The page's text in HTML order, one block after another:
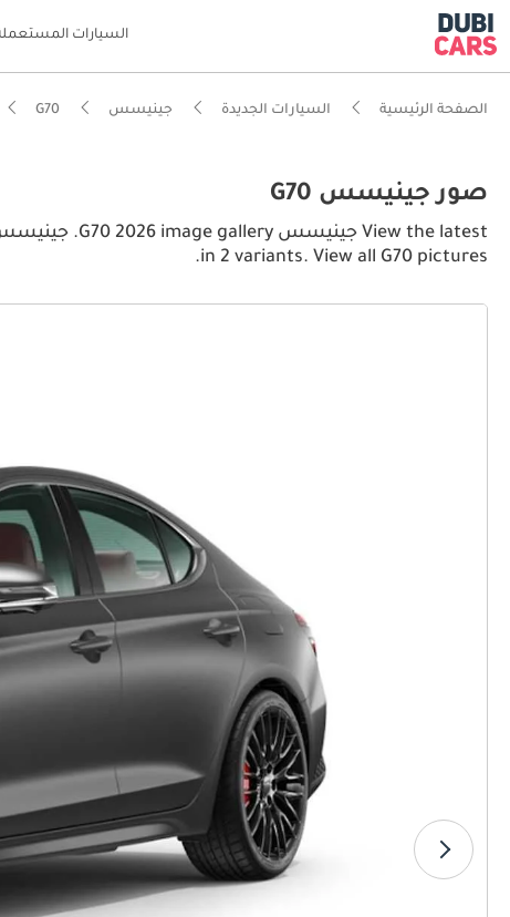
السيارات
الصفحة الرئيسية السيارات الجديدة جينيسس G70
صور جينيسس G70
in 2 variants. View all G70 pictures.